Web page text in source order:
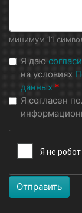
минимум 11
Я даю
на условиях
данных *
Я согласен
Отправить